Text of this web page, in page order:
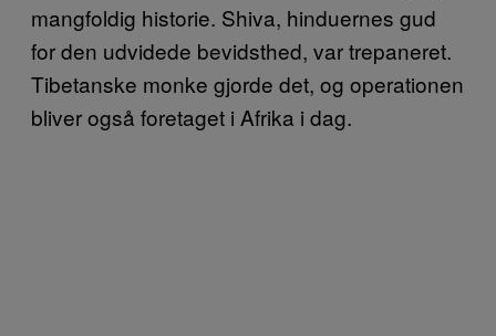
mangfoldig historie. Shiva, hinduernes gud
for den udvidede bevidsthed, var trepaneret.
Tibetanske monke gjorde det, og operationen
bliver også foretaget i Afrika i dag.